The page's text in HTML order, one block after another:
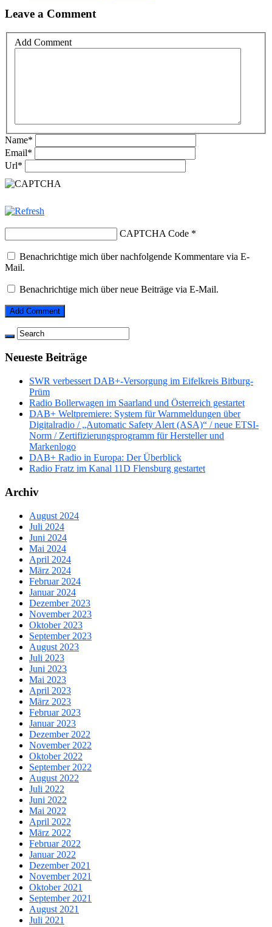
Leave a Comment
Add Comment
Name*
Email*
Url*
CAPTCHA Code *
Benachrichtige mich über nachfolgende Kommentare via E-
Mail.
Benachrichtige mich über neue Beiträge via E-Mail.
Neueste Beiträge
SWR verbessert DAB+-Versorgung im Eifelkreis Bitburg-
Prüm
Radio Bollerwagen im Saarland und Österreich gestartet
DAB+ Weltpremiere: System für Warnmeldungen über
Digitalradio / „Automatic Safety Alert (ASA)“ / neue ETSI-
Norm / Zertifizierungsprogramm für Hersteller und
Markenlogo
DAB+ Radio in Europa: Der Überblick
Radio Fratz im Kanal 11D Flensburg gestartet
Archiv
August 2024
Juli 2024
Juni 2024
Mai 2024
April 2024
März 2024
Februar 2024
Januar 2024
Dezember 2023
November 2023
Oktober 2023
September 2023
August 2023
Juli 2023
Juni 2023
Mai 2023
April 2023
März 2023
Februar 2023
Januar 2023
Dezember 2022
November 2022
Oktober 2022
September 2022
August 2022
Juli 2022
Juni 2022
Mai 2022
April 2022
März 2022
Februar 2022
Januar 2022
Dezember 2021
November 2021
Oktober 2021
September 2021
August 2021
Juli 2021